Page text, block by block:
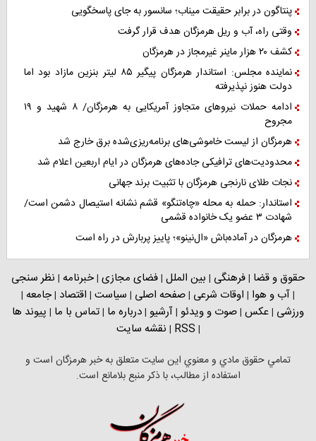
پنتاگون در برابر حقیقت میناب؛ سانسور به جای پاسخگویی
وقتی راه، آب و ریل هرمزگان هدف قرار گرفت
کشف ۲۰ هزار ماینر غیرمجاز در هرمزگان
نماینده مجلس: استاندار هرمزگان پیگیر ۸۵ لیتر بنزین مازاد بود اما
دولت هنوز نپذیرفته
ادامه حملات نیروهای متجاوز آمریکایی به هرمزگان/ ۸ شهید و ۱۹
مجروح
هرمزگان از لیست خاموشی‌های برنامه‌ریزی‌شده برق خارج شد
محدودیت‌های ترافیکی جاده‌های هرمزگان در ایام اربعین اعلام شد
نجات طلای نارنجی هرمزگان با تثبیت برند جهانی
استاندار: حمله به محله «چاه‌تنگو» قشم نشانه استیصال دشمن است/
شهادت ۳ عضو یک خانواده قشمی
هرمزگان در آماده‌باش «ال‌نینو»؛ پاییز پربارش در راه است
حقوق و قضا |فرهنگی | بین الملل |فضای مجازی |خبرنامه | نظر سنجی
|آب و هوا | اوقات شرعی |صفحه اصلی | سیاست | اقتصاد |جامعه |
ورزشی |عکس |صوت و ویدئو |آرشیو |درباره ما |تماس با ما | پیوند ها
|
RSS
| نقشه سایت
تمامي حقوق مادي و معنوي اين سايت متعلق به خبر هرمزگان است و
استفاده از مطالب، با ذکر منبع بلامانع است.